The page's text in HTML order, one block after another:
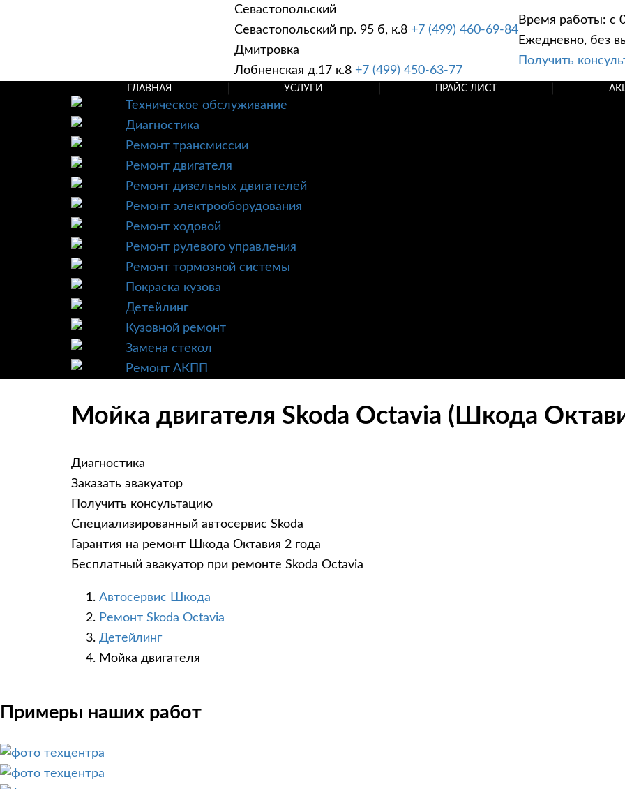
Севастопольский
Севастопольский пр. 95 б, к.8 +7 (499) 460-69-84
Дмитровка
Лобненская д.17 к.8 +7 (499) 450-63-77
Время работы: с
Ежедневно, без
Получить
ГЛАВНАЯ УСЛУГИ ПРАЙС ЛИСТ
Техническое обслуживание
Диагностика
Ремонт трансмиссии
Ремонт двигателя
Ремонт дизельных двигателей
Ремонт электрооборудования
Ремонт ходовой
Ремонт рулевого управления
Ремонт тормозной системы
Покраска кузова
Детейлинг
Кузовной ремонт
Замена стекол
Ремонт АКПП
Мойка двигателя Skoda Octavia (Шкода
Диагностика
Заказать эвакуатор
Получить консультацию
Специализированный автосервис Skoda
Гарантия на ремонт Шкода Октавия 2 года
Бесплатный эвакуатор при ремонте Skoda Octavia
Автосервис Шкода
Ремонт Skoda Octavia
Детейлинг
Мойка двигателя
Примеры наших работ